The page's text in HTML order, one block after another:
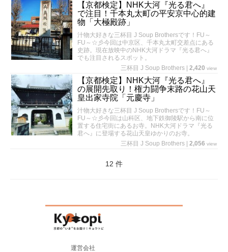
【京都検定】NHK大河『光る君へ』
で注目！千本丸太町の平安京中心的建
物「大極殿跡」
汁物大好きな三杯目 J Soup Brothersです！FU～
FU～☆彡今回は中京区、千本丸太町交差点にある
史跡。現在放映中のNHK大河ドラマ『光る君へ』
でも注目されるスポット。
三杯目 J Soup Brothers
2,420 view
【京都検定】NHK大河『光る君へ』
の展開先取り！権力闘争末路の花山天
皇出家寺院「元慶寺」
汁物大好きな三杯目 J Soup Brothersです！FU～
FU～☆彡今回は山科区、地下鉄御陵駅から南に位
置する住宅街にあるお寺。NHK大河ドラマ『光る
君へ』に登場する花山天皇ゆかりのお寺。
三杯目 J Soup Brothers
2,056 view
12 件
運営会社